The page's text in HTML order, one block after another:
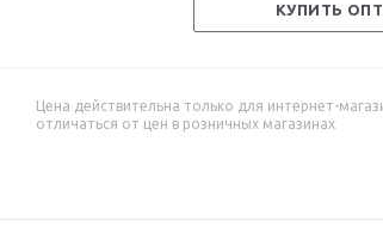
КУПИТЬ
Цена действительна только для интернет-
отличаться от цен в розничных магазинах